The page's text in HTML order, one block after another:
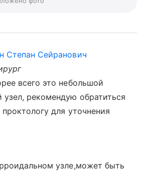
Степан Сейранович
всего это небольшой
рекомендую обратиться
для уточнения
узле,может быть